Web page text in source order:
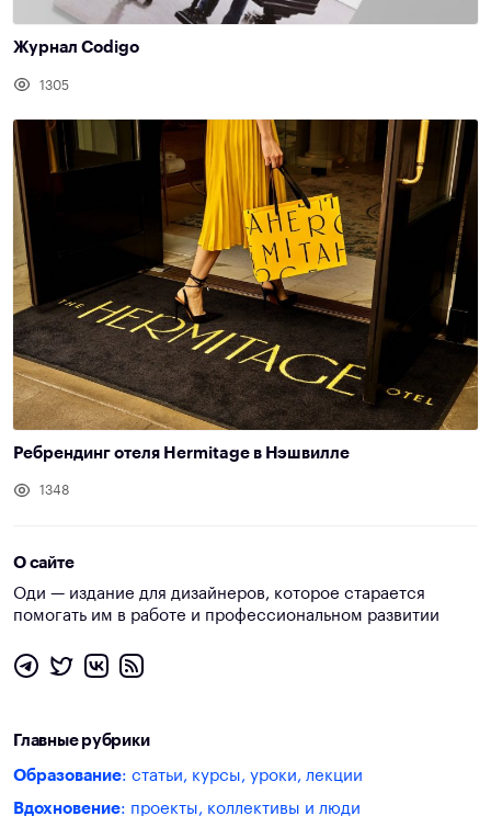
Журнал Codigo
1305
Ребрендинг отеля Hermitage в Нэшвилле
1348
О сайте
Оди — издание для дизайнеров, которое старается
помогать им в работе и профессиональном развитии
Главные рубрики
Образование: статьи, курсы, уроки, лекции
Вдохновение: проекты, коллективы и люди